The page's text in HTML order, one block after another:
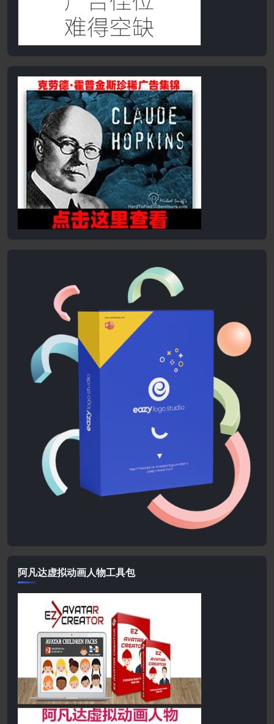
阿凡达虚拟动画人物工具包